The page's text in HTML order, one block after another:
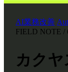
AI業務改善
FIELD NOTE /
カク